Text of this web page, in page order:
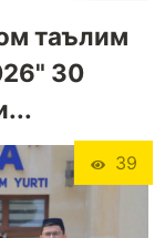
таълим
30
39